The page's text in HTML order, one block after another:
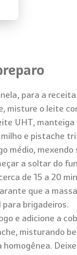
para a
misture o leite
UHT, manteiga
e pistache
médio, mexendo
a soltar do
de 15 a 20
que a
brigadeiros.
e adicione a
misturando
homogênea.